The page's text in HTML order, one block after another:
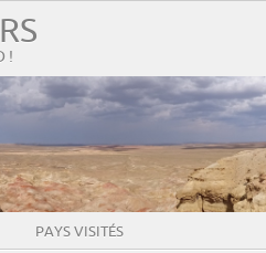
!
PAYS VISITÉS